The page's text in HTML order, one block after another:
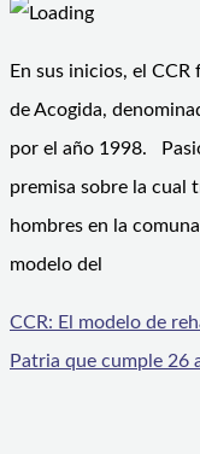
En sus inicios, el
de Acogida,
por el año 1998.
premisa sobre la cual
hombres en la
modelo del
CCR: El modelo de
Patria que cumple 26